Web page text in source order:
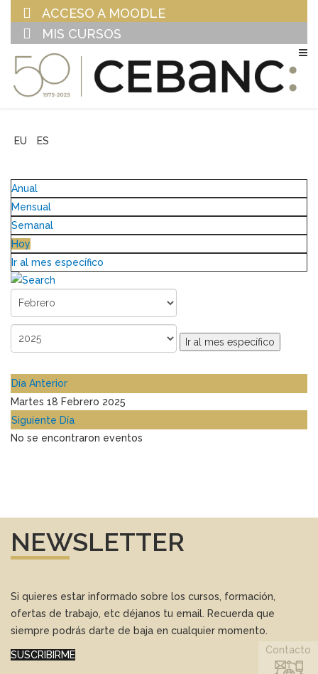
ACCESO A MOODLE
MIS CURSOS
EU ES
Anual
Mensual
Semanal
Hoy
Ir al mes específico
Ir al mes específico
Día Anterior
Martes 18 Febrero 2025
Siguiente Día
No se encontraron eventos
NEWSLETTER
Si quieres estar informado sobre los cursos, formación,
ofertas de trabajo, etc déjanos tu email. Recuerda que
siempre podrás darte de baja en cualquier momento.
SUSCRIBIRME Contacto